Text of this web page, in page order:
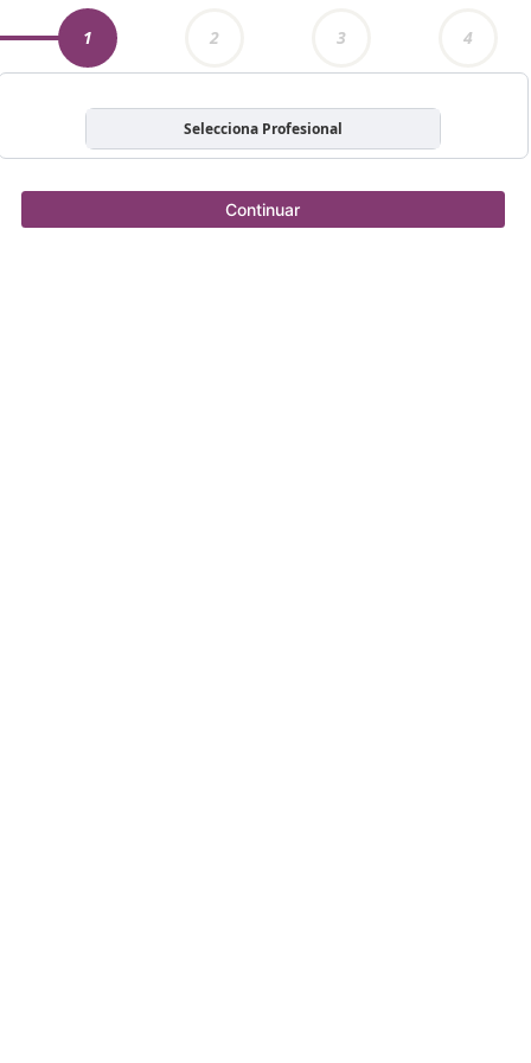
1 2 3 4
Selecciona Profesional
Continuar